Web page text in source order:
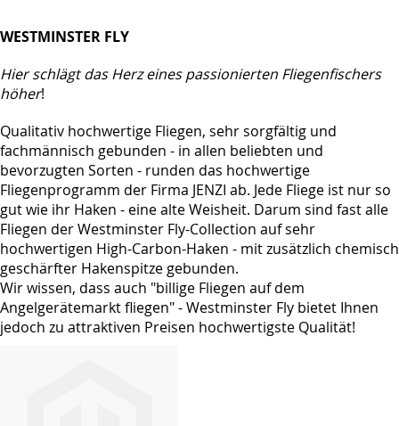
WESTMINSTER FLY
Hier schlägt das Herz eines passionierten Fliegenfischers
höher!
Qualitativ hochwertige Fliegen, sehr sorgfältig und
fachmännisch gebunden - in allen beliebten und
bevorzugten Sorten - runden das hochwertige
Fliegenprogramm der Firma JENZI ab. Jede Fliege ist nur so
gut wie ihr Haken - eine alte Weisheit. Darum sind fast alle
Fliegen der Westminster Fly-Collection auf sehr
hochwertigen High-Carbon-Haken - mit zusätzlich chemisch
geschärfter Hakenspitze gebunden.
Wir wissen, dass auch "billige Fliegen auf dem
Angelgerätemarkt fliegen" - Westminster Fly bietet Ihnen
jedoch zu attraktiven Preisen hochwertigste Qualität!